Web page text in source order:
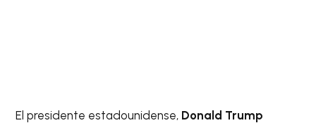
El presidente estadounidense, Donald Trump